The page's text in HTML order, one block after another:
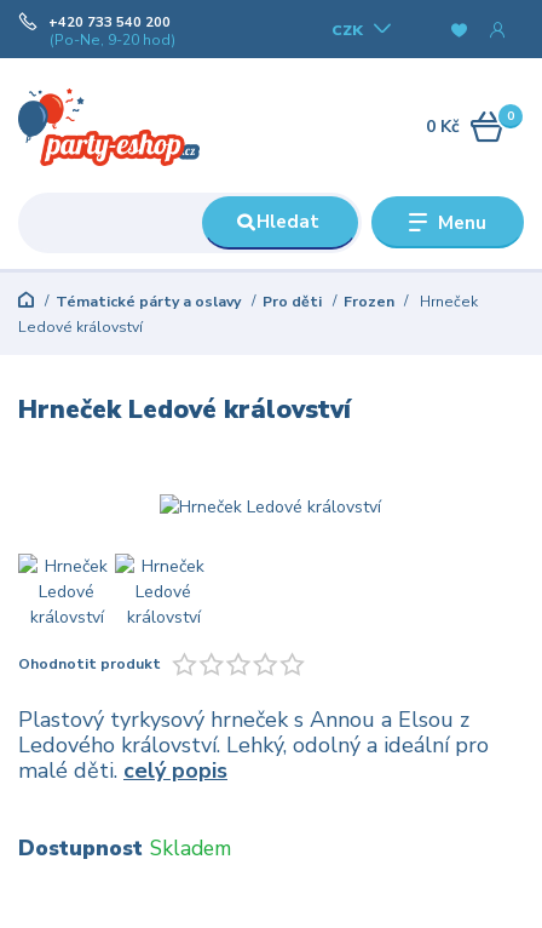
Menu
CZK
Hledat
+420 733 540 200
(Po-Ne, 9-20 hod)
0
0 Kč
Tématické párty a oslavy Pro děti Frozen
Hrneček
Ledové království
Hrneček Ledové království
Ohodnotit produkt
Plastový tyrkysový hrneček s Annou a Elsou z
Ledového království. Lehký, odolný a ideální pro
malé děti. celý popis
Dostupnost Skladem